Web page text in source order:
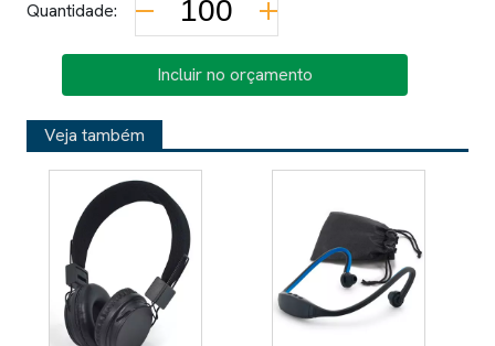
Quantidade:
Incluir no orçamento
Veja também